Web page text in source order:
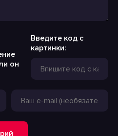
Введите код с
картинки: